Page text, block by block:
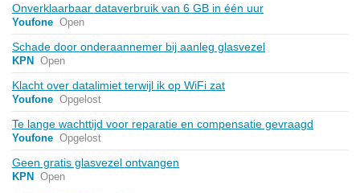
Onverklaarbaar dataverbruik van 6 GB in één uur
Youfone Open
Schade door onderaannemer bij aanleg glasvezel
KPN Open
Klacht over datalimiet terwijl ik op WiFi zat
Youfone Opgelost
Te lange wachttijd voor reparatie en compensatie gevraagd
Youfone Opgelost
Geen gratis glasvezel ontvangen
KPN Open